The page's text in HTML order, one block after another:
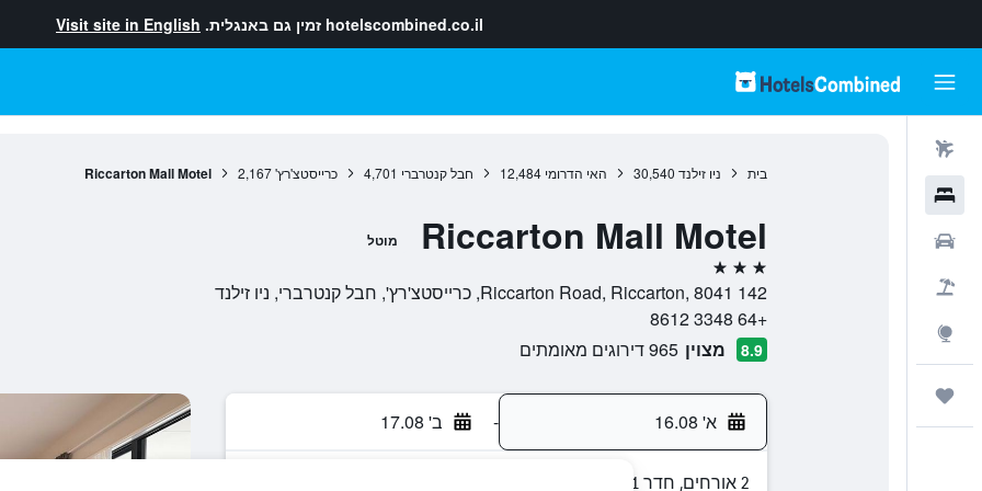
hotelscombined.co.il זמין גם באנגלית. Visit site in English
בית ניו זילנד 30,540 האי הדרומי 12,484 חבל קנטרברי 4,701 כרייסטצ'רץ' 2,167
Riccarton Mall Motel
Riccarton Mall Motel מוטל
3 כוכבים
142 Riccarton Road, Riccarton, 8041, כרייסטצ'רץ', חבל קנטרברי, ניו זילנד
+64 3348 8612
8.9 מצוין 965 דירוגים מאומתים
א' 16.08 - ב' 17.08
2 אורחים, חדר 1